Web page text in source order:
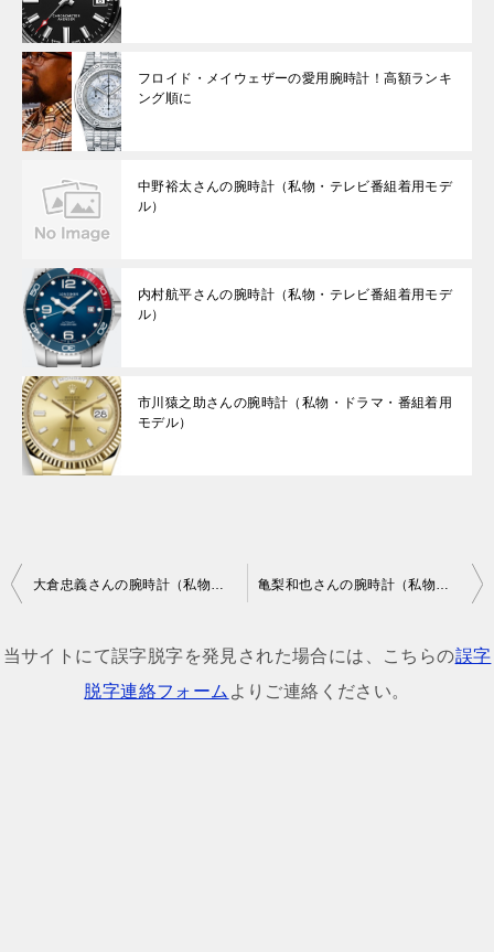
フロイド・メイウェザーの愛用腕時計！高額ランキ
ング順に
中野裕太さんの腕時計（私物・テレビ番組着用モデ
ル）
内村航平さんの腕時計（私物・テレビ番組着用モデ
ル）
市川猿之助さんの腕時計（私物・ドラマ・番組着用
モデル）
投
ナ
大倉忠義さんの腕時計（私物・ドラマ・番組着用モデル） 亀梨和也さんの腕時計（私物・ドラマ・番組着用モデル）
当サイトにて誤字脱字を発見された場合には、こちらの誤字
脱字連絡フォーム よりご連絡ください。